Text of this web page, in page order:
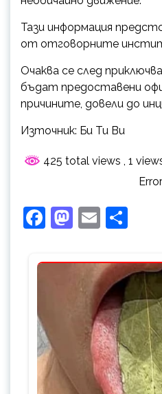
Тази информация
от отговорните
Очаква се след
бъдат предоставени
причините, довели до
Източник: Би Ти Ви
425 total views , 1
Facebook
Mastodon
Email